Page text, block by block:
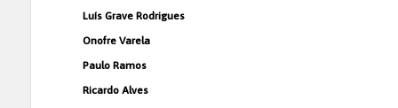
Luís Grave Rodrigues
Onofre Varela
Paulo Ramos
Ricardo Alves